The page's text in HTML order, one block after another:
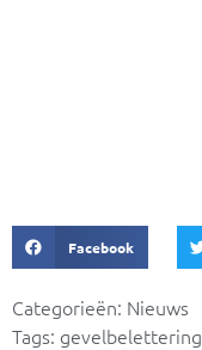
Facebook
Categorieën: Nieuws
Tags: gevelbelettering